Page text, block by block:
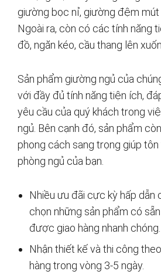
giường bọc nỉ, giường đệm mút
Ngoài ra, còn có các tính năng
đồ, ngăn kéo, cầu thang lên
Sản phẩm giường ngủ của
với đầy đủ tính năng tiện ích,
yêu cầu của quý khách trong
ngủ. Bên cạnh đó, sản phẩm
phong cách sang trọng giúp
phòng ngủ của bạn.
Nhiều ưu đãi cực kỳ hấp dẫn
chọn những sản phẩm có
được giao hàng nhanh chóng.
Nhận thiết kế và thi công
hàng trong vòng 3-5 ngày.